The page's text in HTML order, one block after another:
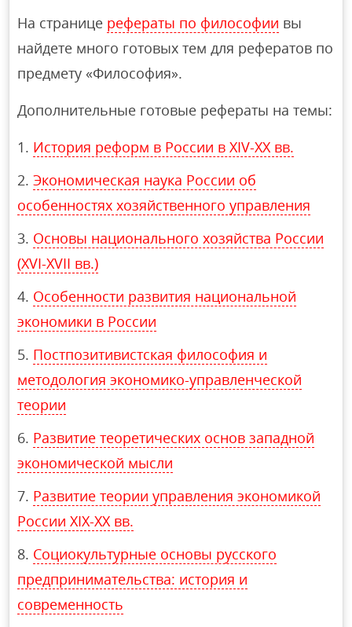
На странице рефераты по философии вы
найдете много готовых тем для рефератов по
предмету «Философия».
Дополнительные готовые рефераты на темы:
История реформ в России в XIV-XX вв.
Экономическая наука России об
особенностях хозяйственного управления
Основы национального хозяйства России
(XVI-XVII вв.)
Особенности развития национальной
экономики в России
Постпозитивистская философия и
методология экономико-управленческой
теории
Развитие теоретических основ западной
экономической мысли
Развитие теории управления экономикой
России XIX-XX вв.
Социокультурные основы русского
предпринимательства: история и
современность